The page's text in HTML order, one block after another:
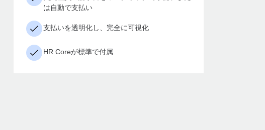
は自動で支払い
支払いを透明化し、完全に可視化
HR Coreが標準で付属